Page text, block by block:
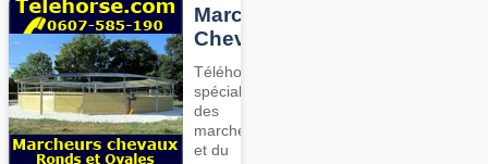
Marcheurs
Chevaux
Téléhorse,
spécialiste
des
marcheurs
et du